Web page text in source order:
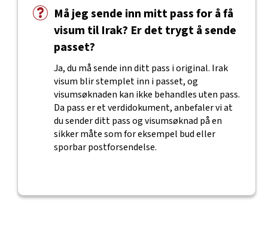
Må jeg sende inn mitt pass for å få
visum til Irak? Er det trygt å sende
passet?
Ja, du må sende inn ditt pass i original. Irak
visum blir stemplet inn i passet, og
visumsøknaden kan ikke behandles uten pass.
Da pass er et verdidokument, anbefaler vi at
du sender ditt pass og visumsøknad på en
sikker måte som for eksempel bud eller
sporbar postforsendelse.